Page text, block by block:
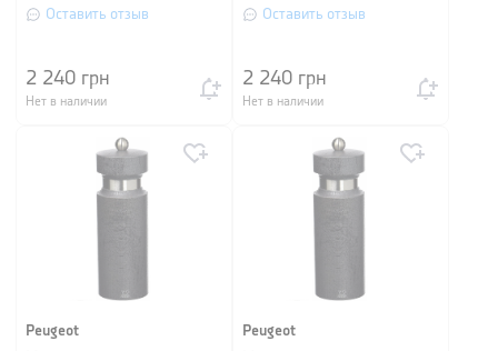
Оставить отзыв
2 240 грн
Нет в наличии
бежевый
Оставить отзыв
2 240 грн
Нет в наличии
Peugeot
Peugeot